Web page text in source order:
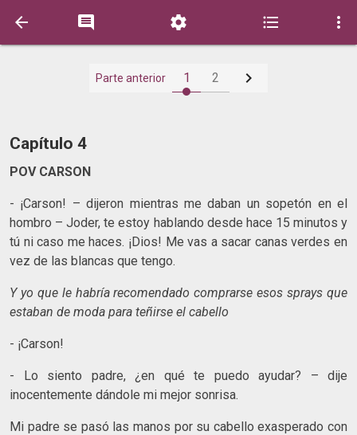
    
Parte anterior 1 2 
Capítulo 4
POV CARSON
- ¡Carson! – dijeron mientras me daban un sopetón en el
hombro – Joder, te estoy hablando desde hace 15 minutos y
tú ni caso me haces. ¡Dios! Me vas a sacar canas verdes en
vez de las blancas que tengo.
Y yo que le habría recomendado comprarse esos sprays que
estaban de moda para teñirse el cabello
- ¡Carson!
- Lo siento padre, ¿en qué te puedo ayudar? – dije
inocentemente dándole mi mejor sonrisa.
Mi padre se pasó las manos por su cabello exasperado con